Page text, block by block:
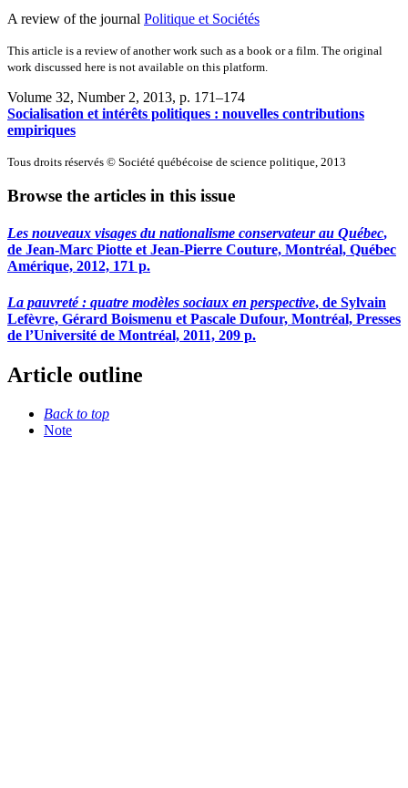
A review of the journal Politique et Sociétés
This article is a review of another work such as a book or a film. The original
work discussed here is not available on this platform.
Volume 32, Number 2, 2013, p. 171–174
Socialisation et intérêts politiques : nouvelles contributions
empiriques
Tous droits réservés © Société québécoise de science politique, 2013
Browse the articles in this issue
Les nouveaux visages du nationalisme conservateur au Québec,
de Jean-Marc Piotte et Jean-Pierre Couture, Montréal, Québec
Amérique, 2012, 171 p.
La pauvreté : quatre modèles sociaux en perspective, de Sylvain
Lefèvre, Gérard Boismenu et Pascale Dufour, Montréal, Presses
de l’Université de Montréal, 2011, 209 p.
Article outline
Back to top
Note